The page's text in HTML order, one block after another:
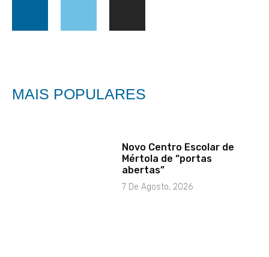
MAIS POPULARES
Novo Centro Escolar de
Mértola de “portas
abertas”
7 De Agosto, 2026